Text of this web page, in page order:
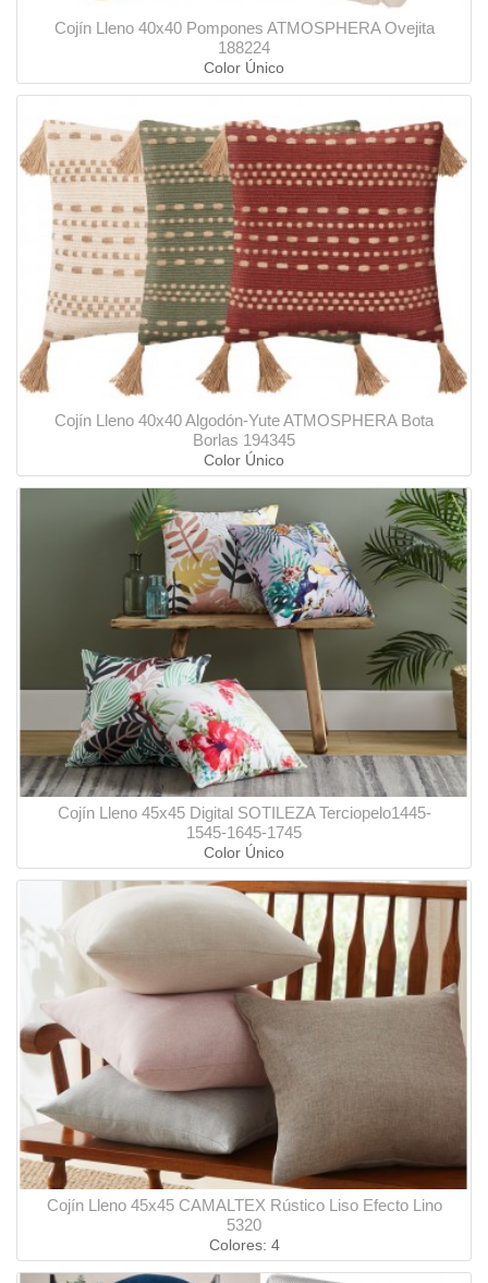
Cojín Lleno 40x40 Pompones ATMOSPHERA Ovejita
188224
Color Único
Cojín Lleno 40x40 Algodón-Yute ATMOSPHERA Bota
Borlas 194345
Color Único
Cojín Lleno 45x45 Digital SOTILEZA Terciopelo1445-
1545-1645-1745
Color Único
Cojín Lleno 45x45 CAMALTEX Rústico Liso Efecto Lino
5320
Colores: 4